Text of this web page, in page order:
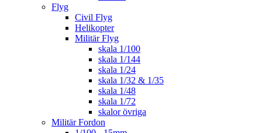
Flyg
Civil Flyg
Helikopter
Militär Flyg
skala 1/100
skala 1/144
skala 1/24
skala 1/32 & 1/35
skala 1/48
skala 1/72
skalor övriga
Militär Fordon